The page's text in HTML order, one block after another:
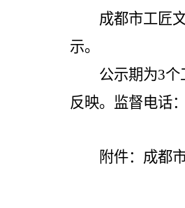
成都市工匠
示。
公示期为3个
反映。监督电话：
附件：成都